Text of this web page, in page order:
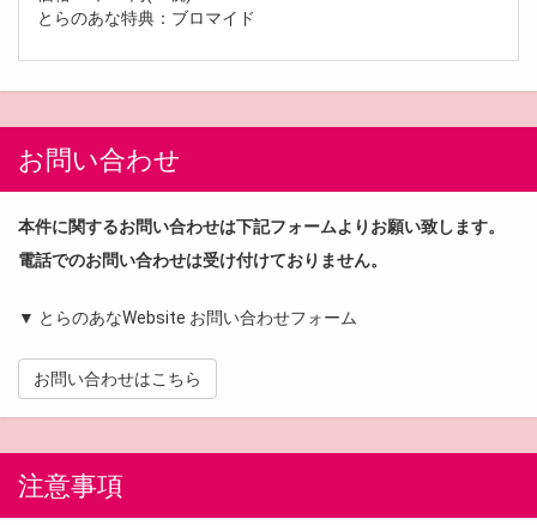
とらのあな特典：ブロマイド
お問い合わせ
本件に関するお問い合わせは下記フォームよりお願い致します。
電話でのお問い合わせは受け付けておりません。
▼ とらのあなWebsite お問い合わせフォーム
お問い合わせはこちら
注意事項